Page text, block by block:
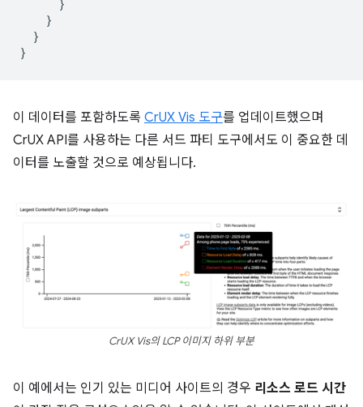
}
}
}
}
이 데이터를 포함하도록 CrUX Vis 도구를 업데이트했으며
CrUX API를 사용하는 다른 서드 파티 도구에서도 이 중요한 데
이터를 노출할 것으로 예상됩니다.
CrUX Vis의 LCP 이미지 하위 부분
이 예에서는 인기 있는 미디어 사이트의 경우 리소스 로드 시간